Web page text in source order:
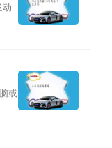
动
或